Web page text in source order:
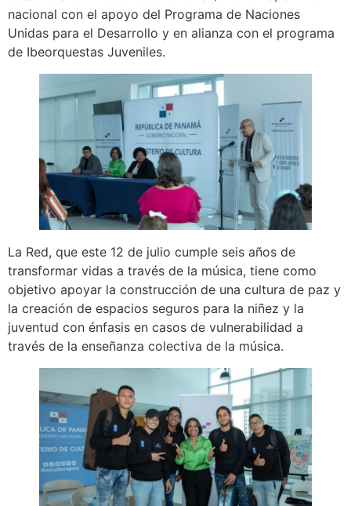
nacional con el apoyo del Programa de Naciones
Unidas para el Desarrollo y en alianza con el programa
de Ibeorquestas Juveniles.
La Red, que este 12 de julio cumple seis años de
transformar vidas a través de la música, tiene como
objetivo apoyar la construcción de una cultura de paz y
la creación de espacios seguros para la niñez y la
juventud con énfasis en casos de vulnerabilidad a
través de la enseñanza colectiva de la música.